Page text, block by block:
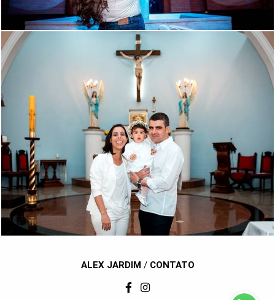
1431 104
ALEX JARDIM/ CONTATO